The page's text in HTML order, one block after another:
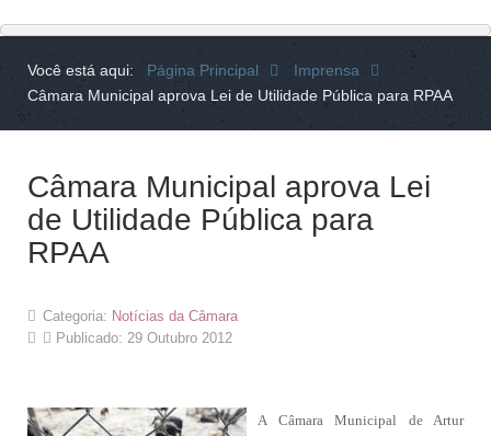
Você está aqui: Página Principal
Imprensa
Câmara Municipal aprova Lei de Utilidade Pública para RPAA
Câmara Municipal aprova Lei
de Utilidade Pública para
RPAA
Categoria: Notícias da Câmara
Publicado: 29 Outubro 2012
A Câmara Municipal de Artur